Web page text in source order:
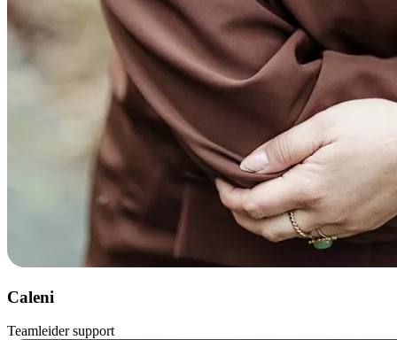
Caleni
Teamleider support